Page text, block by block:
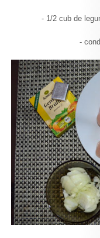
- 1/2 cub de
-